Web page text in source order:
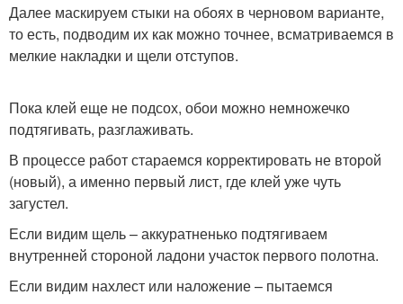
Далее маскируем стыки на обоях в черновом варианте,
то есть, подводим их как можно точнее, всматриваемся в
мелкие накладки и щели отступов.
Пока клей еще не подсох, обои можно немножечко
подтягивать, разглаживать.
В процессе работ стараемся корректировать не второй
(новый), а именно первый лист, где клей уже чуть
загустел.
Если видим щель – аккуратненько подтягиваем
внутренней стороной ладони участок первого полотна.
Если видим нахлест или наложение – пытаемся